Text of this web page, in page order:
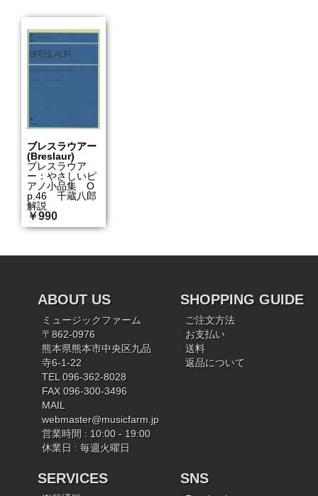
ブレスラウアー
(Breslaur)
ブレスラウア
ー：やさしいピ
アノ小品集 O
p.46 千蔵八郎
解説
￥990
ABOUT US
ミュージックファーム
〒862-0976
熊本県熊本市中央区九品
寺6-1-22
TEL 096-362-8028
FAX 096-300-3496
MAIL
webmaster@musicfarm.jp
営業時間 : 10:00 - 19:00
休業日 : 毎週火曜日
SHOPPING GUIDE
ご注文方法
お支払い
送料
返品について
SERVICES SNS